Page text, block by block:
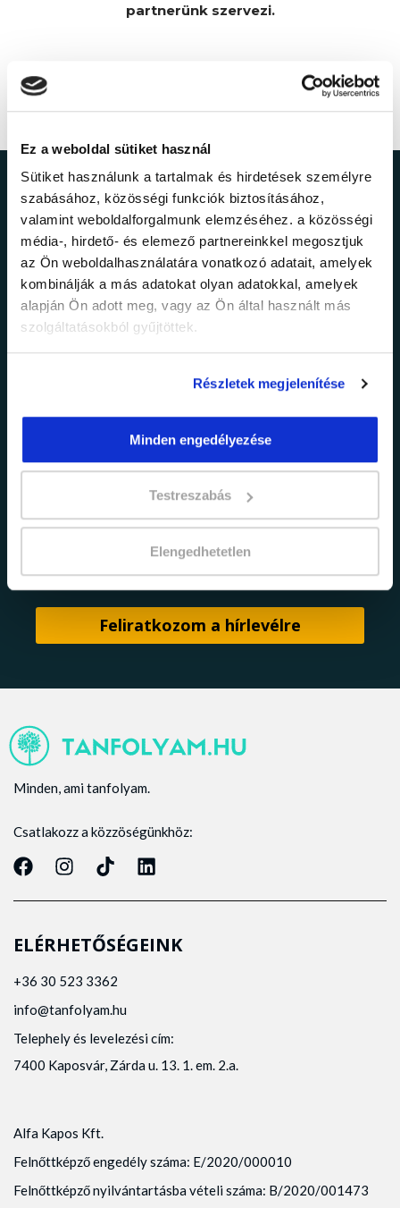
Ez a weboldal sütiket használ
Sütiket használunk a tartalmak és hirdetések személyre
szabásához, közösségi funkciók biztosításához,
valamint weboldalforgalmunk elemzéséhez. a közösségi
média-, hirdető- és elemező partnereinkkel megosztjuk
az Ön weboldalhasználatára vonatkozó adatait, amelyek
kombinálják a más adatokat olyan adatokkal, amelyek
alapján Ön adott meg, vagy az Ön által használt más
szolgáltatásokból gyűjtöttek.
Részletek megjelenítése
Minden engedélyezése
Testreszabás
Elengedhetetlen
partnerünk szervezi.
Ne maradj le a
legfrissebb
információkról!
adatkezelési tájékoztatóban
Minden, ami tanfolyam.
Csatlakozz a közzöségünkhöz:
ELÉRHETŐSÉGEINK
+36 30 523 3362
info@tanfolyam.hu
Telephely és levelezési cím:
7400 Kaposvár, Zárda u. 13. 1. em. 2.a.
Alfa Kapos Kft.
Felnőttképző engedély száma: E/2020/000010
Felnőttképző nyilvántartásba vételi száma: B/2020/001473